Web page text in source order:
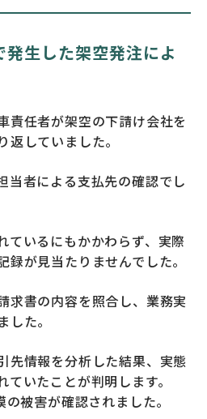
生した架空発注によ
責任者が架空の下請け会社を
していました。
当者による支払先の確認でし
ているにもかかわらず、実際
録が見当たりませんでした。
求書の内容を照合し、業務実
た。
先情報を分析した結果、実態
いたことが判明します。
被害が確認されました。